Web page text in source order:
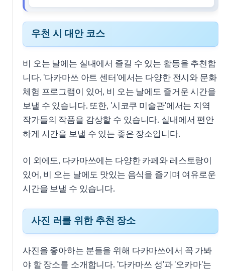
우천 시 대안 코스
비 오는 날에는 실내에서 즐길 수 있는 활동을 추천합
니다. '다카마쓰 아트 센터'에서는 다양한 전시와 문화
체험 프로그램이 있어, 비 오는 날에도 즐거운 시간을
보낼 수 있습니다. 또한, '시코쿠 미술관'에서는 지역
작가들의 작품을 감상할 수 있습니다. 실내에서 편안
하게 시간을 보낼 수 있는 좋은 장소입니다.
이 외에도, 다카마쓰에는 다양한 카페와 레스토랑이
있어, 비 오는 날에도 맛있는 음식을 즐기며 여유로운
시간을 보낼 수 있습니다.
사진 러를 위한 추천 장소
사진을 좋아하는 분들을 위해 다카마쓰에서 꼭 가봐
야 할 장소를 소개합니다. '다카마쓰 성'과 '오카마'는